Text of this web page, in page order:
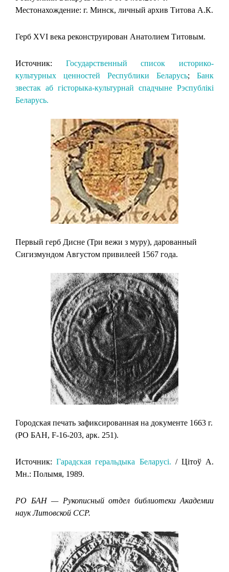
Местонахождение: г. Минск, личный архив Титова А.К.
Герб XVI века реконструирован Анатолием Титовым.
Источник: Государственный список историко-
культурных ценностей Республики Беларусь; Банк
звестак аб гісторыка-культурнай спадчыне Рэспублікі
Беларусь.
Первый герб Дисне (Три вежи з муру), дарованный
Сигизмундом Августом привилеей 1567 года.
Городская печать зафиксированная на документе 1663 г.
(РО БАН, F-16-203, арк. 251).
Источник:Гарадская геральдыка Беларусi. / Цiтоў А.
Мн.: Полымя, 1989.
РО БАН — Рукописный отдел библиотеки Академии
наук Литовской ССР.